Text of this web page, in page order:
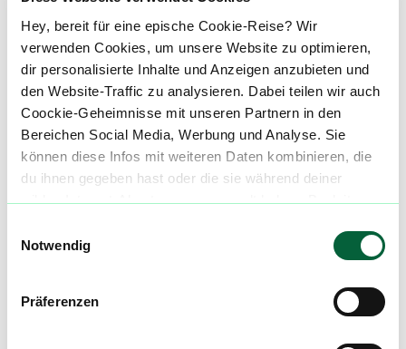
Hey, bereit für eine epische Cookie-Reise? Wir
verwenden Cookies, um unsere Website zu optimieren,
dir personalisierte Inhalte und Anzeigen anzubieten und
den Website-Traffic zu analysieren. Dabei teilen wir auch
Coockie-Geheimnisse mit unseren Partnern in den
Bereichen Social Media, Werbung und Analyse. Sie
können diese Infos mit weiteren Daten kombinieren, die
du ihnen gegeben hast oder die sie während deiner
wilden Internet-Abenteuer gesammelt haben. Begleite
Notwendig
Präferenzen
Hauptstraße 302
79576 Weil am Rhein
E-Mail:info@reinbluete.de
Telefon: 07621/73060
Community